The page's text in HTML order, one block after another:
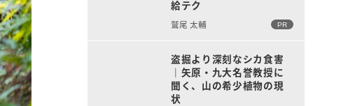
給テク
鷲尾 太輔 PR
盗掘より深刻なシカ食害
｜矢原・九大名誉教授に
聞く、山の希少植物の現
状